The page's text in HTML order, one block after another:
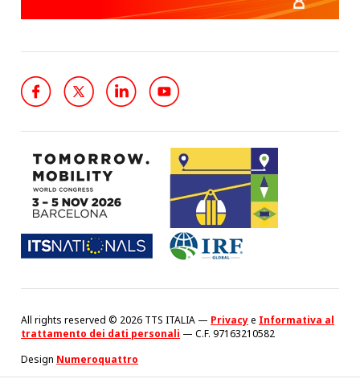
All rights reserved © 2026 TTS ITALIA — Privacye Informativa al
trattamento dei dati personali — C.F. 97163210582
Design Numeroquattro